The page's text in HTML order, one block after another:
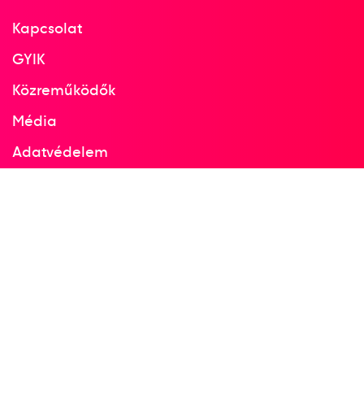
Kapcsolat
GYIK
Közreműködők
Média
Adatvédelem